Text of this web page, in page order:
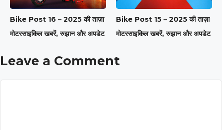
Bike Post 16 – 2025 की ताज़ा
मोटरसाइकिल खबरें, रुझान और अपडेट
Bike Post 15 – 2025 की ताज़ा
मोटरसाइकिल खबरें, रुझान और अपडेट
Leave a Comment